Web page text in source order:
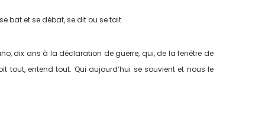
bat et se débat, se dit ou se tait.
dix ans à la déclaration de guerre, qui, de la fenêtre de
entend tout. Qui aujourd’hui se souvient et nous le